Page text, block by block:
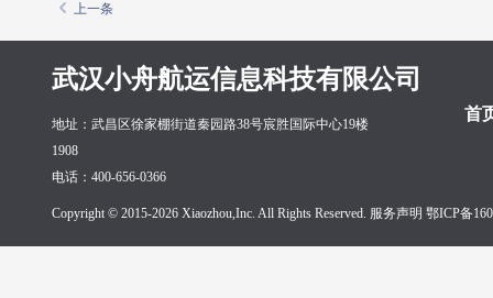
上一条
武汉小舟航运信息科技有限公司
首
地址：武昌区徐家棚街道秦园路38号宸胜国际中心19楼
1908
电话：400-656-0366
Copyright © 2015-2026 Xiaozhou,Inc. All Rights Reserved. 服务声明 鄂ICP备